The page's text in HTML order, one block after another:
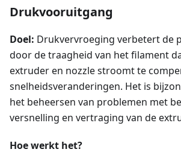
Drukvooruitgang
Doel: Drukvervroeging verbetert de
door de traagheid van het filament
extruder en nozzle stroomt te
snelheidsveranderingen. Het is
het beheersen van problemen met
versnelling en vertraging van de
Hoe werkt het?